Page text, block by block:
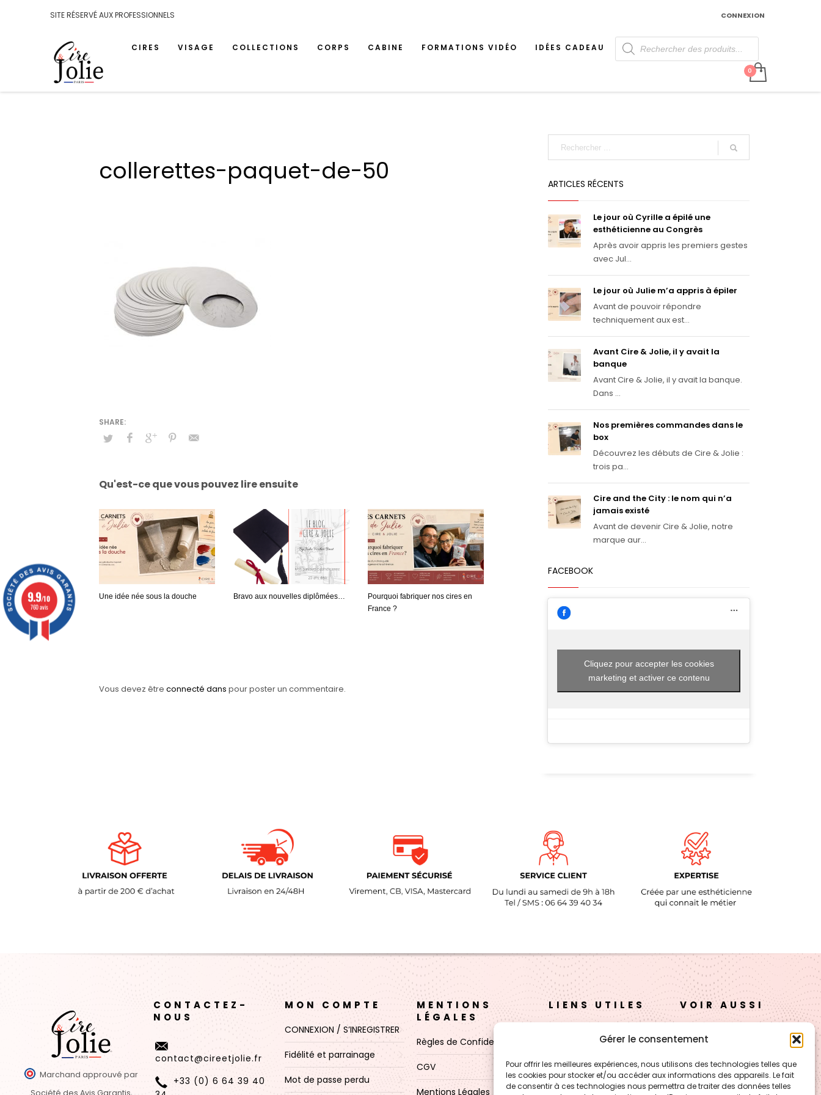
Gérer le consentement
Pour offrir les meilleures expériences, nous utilisons des technologies telles que
les cookies pour stocker et/ou accéder aux informations des appareils. Le fait
de consentir à ces technologies nous permettra de traiter des données telles
SITE RÉSERVÉ AUX PROFESSIONNELS CONNEXION
CIRES VISAGE COLLECTIONS CORPS CABINE FORMATIONS VIDÉO IDÉES CADEAU Recherche
de
produits
collerettes-paquet-de-50
Qu'est-ce que vous pouvez lire ensuite
Une idée née sous la douche Bravo aux nouvelles diplômées…
Pourquoi fabriquer nos cires en
France ?
Vous devez être connecté dans pour poster un commentaire.
ARTICLES RÉCENTS
Le jour où Cyrille a épilé une
esthéticienne au Congrès
Après avoir appris les premiers gestes
avec Jul...
Le jour où Julie m’a appris à épiler
Avant de pouvoir répondre
techniquement aux est...
Avant Cire & Jolie, il y avait la
banque
Avant Cire & Jolie, il y avait la banque.
Dans ...
Nos premières commandes dans le
box
Découvrez les débuts de Cire & Jolie :
trois pa...
Cire and the City : le nom qui n’a
jamais existé
Avant de devenir Cire & Jolie, notre
marque aur...
FACEBOOK
Cliquez pour accepter les cookies
marketing et activer ce contenu
Marchand approuvé par
CONTACTEZ-
NOUS
contact@cireetjolie.fr
+33 (0) 6 64 39 40
MON COMPTE
CONNEXION / S’INREGISTRER
Fidélité et parrainage
Mot de passe perdu
MENTIONS
LÉGALES
Règles de Confidentialité
CGV
Mentions Légales
LIENS UTILES
Nos cires
VOIR AUSSI
Academy
CJ Technology
LE BLOG – Cire & Jolie
9.9/10
760 avis